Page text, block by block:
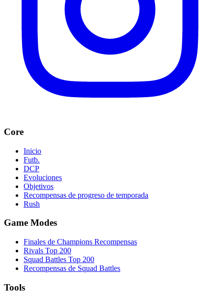
Core
Inicio
Futb.
DCP
Evoluciones
Objetivos
Recompensas de progreso de temporada
Rush
Game Modes
Finales de Champions Recompensas
Rivals Top 200
Squad Battles Top 200
Recompensas de Squad Battles
Tools